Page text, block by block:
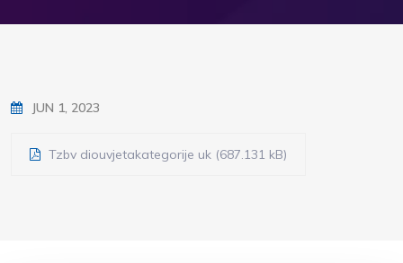
JUN 1, 2023
Tzbv diouvjetakategorije uk (687.131 kB)